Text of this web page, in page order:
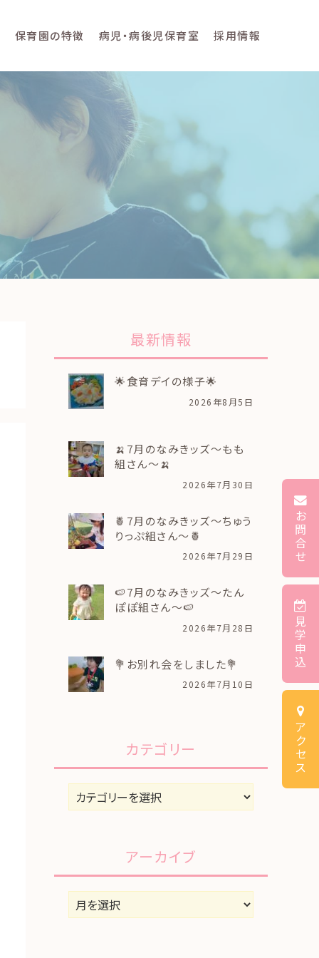
お
問
合
せ
見
学
申
込
ア
ク
セ
ス
保育園の特徴 病児・病後児保育室 採用情報
最新情報
🌟食育デイの様子🌟
2026年8月5日
🍌7月のなみきッズ～もも
組さん～🍌
2026年7月30日
🍍7月のなみきッズ～ちゅう
りっぷ組さん～🍍
2026年7月29日
🍉7月のなみきッズ～たん
ぽぽ組さん～🍉
2026年7月28日
💐お別れ会をしました💐
2026年7月10日
カテゴリー
カ
テ
アーカイブ
ア
ー